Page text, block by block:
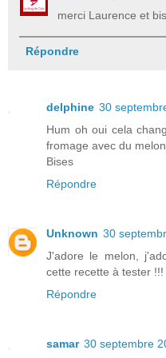
merci Laurence et
Répondre
delphine 30
Hum oh oui cela
fromage avec du
Bises
Répondre
Unknown 30
J'adore le melon,
cette recette à tester !!!
Répondre
samar 30 septembre